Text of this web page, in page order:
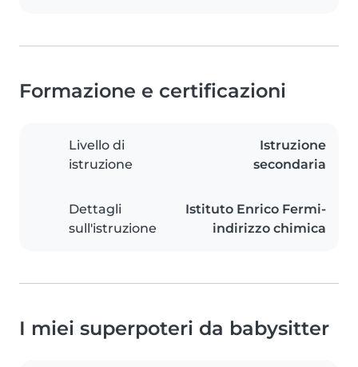
Formazione e certificazioni
Livello di
istruzione
Istruzione
secondaria
Dettagli
sull'istruzione
Istituto Enrico Fermi-
indirizzo chimica
I miei superpoteri da babysitter